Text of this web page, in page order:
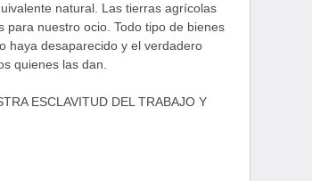
natural. Las tierras agrícolas
nuestro ocio. Todo tipo de bienes
haya desaparecido y el verdadero
quienes las dan.
ESCLAVITUD DEL TRABAJO Y